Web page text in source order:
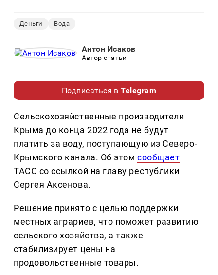
Деньги Вода
Антон Исаков
Автор статьи
Подписаться вTelegram
Сельскохозяйственные производители
Крыма до конца 2022 года не будут
платить за воду, поступающую из Северо-
Крымского канала. Об этомсообщает
ТАСС со ссылкой на главу республики
Сергея Аксенова.
Решение принято с целью поддержки
местных аграриев, что поможет развитию
сельского хозяйства, а также
стабилизирует цены на
продовольственные товары.